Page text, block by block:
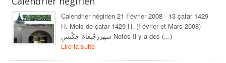
Calendrier hégirien 21 Février 2008 - 13 çafar 1429
H. Mois de çafar 1429 H. (Février et Mars 2008)
شهررَجُْبَعَامَ جَكْتَشٍ Notes Il y a des (...)
Lire la suite